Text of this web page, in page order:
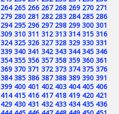
264 265 266 267 268 269 270 271
279 280 281 282 283 284 285 286
294 295 296 297 298 299 300 301
309 310 311 312 313 314 315 316
324 325 326 327 328 329 330 331
339 340 341 342 343 344 345 346
354 355 356 357 358 359 360 361
369 370 371 372 373 374 375 376
384 385 386 387 388 389 390 391
399 400 401 402 403 404 405 406
414 415 416 417 418 419 420 421
429 430 431 432 433 434 435 436